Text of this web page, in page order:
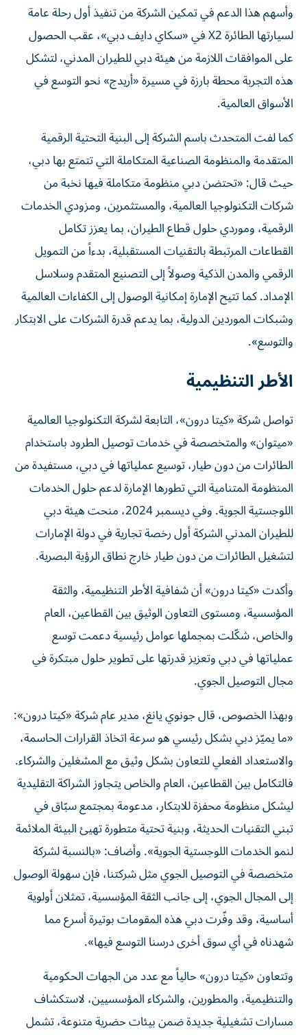
وأسهم هذا الدعم في تمكين الشركة من تنفيذ أول رحلة عامة
لسيارتها الطائرة X2 في «سكاي دايف دبي»، عقب الحصول
على الموافقات اللازمة من هيئة دبي للطيران المدني، لتشكل
هذه التجربة محطة بارزة في مسيرة «أريدج» نحو التوسع في
الأسواق العالمية.
كما لفت المتحدث باسم الشركة إلى البنية التحتية الرقمية
المتقدمة والمنظومة الصناعية المتكاملة التي تتمتع بها دبي،
حيث قال: «تحتضن دبي منظومة متكاملة فيها نخبة من
شركات التكنولوجيا العالمية، والمستثمرين، ومزودي الخدمات
الرقمية، وموردي حلول قطاع الطيران، بما يعزز تكامل
القطاعات المرتبطة بالتقنيات المستقبلية، بدءاً من التمويل
الرقمي والمدن الذكية وصولاً إلى التصنيع المتقدم وسلاسل
الإمداد. كما تتيح الإمارة إمكانية الوصول إلى الكفاءات العالمية
وشبكات الموردين الدولية، بما يدعم قدرة الشركات على الابتكار
والتوسع».
الأطر التنظيمية
تواصل شركة «كيتا درون»، التابعة لشركة التكنولوجيا العالمية
«ميتوان» والمتخصصة في خدمات توصيل الطرود باستخدام
الطائرات من دون طيار، توسيع عملياتها في دبي، مستفيدة من
المنظومة المتنامية التي تطورها الإمارة لدعم حلول الخدمات
اللوجستية الجوية. وفي ديسمبر 2024، منحت هيئة دبي
للطيران المدني الشركة أول رخصة تجارية في دولة الإمارات
لتشغيل الطائرات من دون طيار خارج نطاق الرؤية البصرية.
وأكدت «كيتا درون» أن شفافية الأطر التنظيمية، والثقة
المؤسسية، ومستوى التعاون الوثيق بين القطاعين، العام
والخاص، شكّلت بمجملها عوامل رئيسية دعمت توسع
عملياتها في دبي وتعزيز قدرتها على تطوير حلول مبتكرة في
مجال التوصيل الجوي.
وبهذا الخصوص، قال جونوي يانغ، مدير عام شركة «كيتا درون»:
«ما يميّز دبي بشكل رئيسي هو سرعة اتخاذ القرارات الحاسمة،
والاستعداد الفعلي للتعاون بشكل وثيق مع المشغلين والشركاء.
فالتكامل بين القطاعين، العام والخاص يتجاوز الشراكة التقليدية
ليشكل منظومة محفزة للابتكار، مدعومة بمجتمع سبّاق في
تبني التقنيات الحديثة، وبنية تحتية متطورة تهيئ البيئة الملائمة
لنمو الخدمات اللوجستية الجوية». وأضاف: «بالنسبة لشركة
متخصصة في التوصيل الجوي مثل شركتنا، فإن سهولة الوصول
إلى المجال الجوي، إلى جانب الثقة المؤسسية، تمثلان أولوية
أساسية، وقد وفّرت دبي هذه المقومات بوتيرة أسرع مما
شهدناه في أي سوق أخرى درسنا التوسع فيها».
وتتعاون «كيتا درون» حالياً مع عدد من الجهات الحكومية
والتنظيمية، والمطورين، والشركاء المؤسسيين، لاستكشاف
مسارات تشغيلية جديدة ضمن بيئات حضرية متنوعة، تشمل